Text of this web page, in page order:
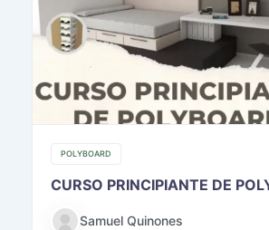
POLYBOARD
CURSO PRINCIPIANTE DE
Samuel Quinones